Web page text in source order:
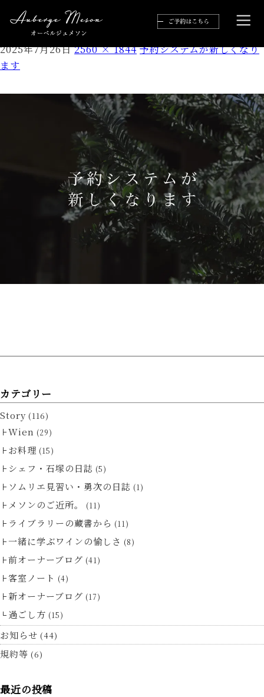
2025年7月26日 2560 × 1844 予約システムが新しくなり
ます
カテゴリー
Story (116)
Wien (29)
お料理 (15)
シェフ・石塚の日誌 (5)
ソムリエ見習い・勇次の日誌 (1)
メソンのご近所。 (11)
ライブラリーの蔵書から (11)
一緒に学ぶワインの愉しさ (8)
前オーナーブログ (41)
客室ノート (4)
新オーナーブログ (17)
過ごし方 (15)
お知らせ (44)
規約等 (6)
最近の投稿